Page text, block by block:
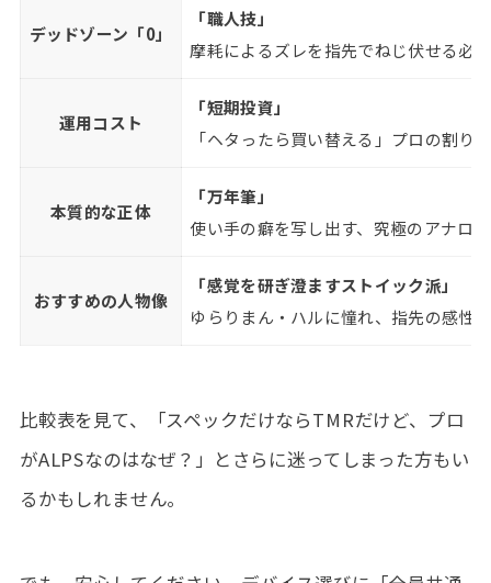
デッドゾーン「0」
「職人技」
摩耗によるズレを指先でねじ伏せる必
運用コスト
「短期投資」
「ヘタったら買い替える」プロの割り
本質的な正体
「万年筆」
使い手の癖を写し出す、究極のアナロ
おすすめの人物像
「感覚を研ぎ澄ますストイック派」
ゆらりまん・ハルに憧れ、指先の感性
比較表を見て、「スペックだけならTMRだけど、プロ
がALPSなのはなぜ？」とさらに迷ってしまった方もい
るかもしれません。